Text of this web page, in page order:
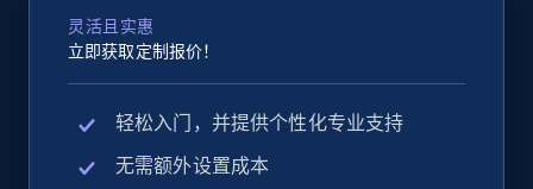
Google Shopping
URL, Product id, Title, Product description,
Rating, Reviews count, Images, Variations, and
灵活且实惠
立即获取定制报价！
轻松入门，并提供个性化专业支持
无需额外设置成本